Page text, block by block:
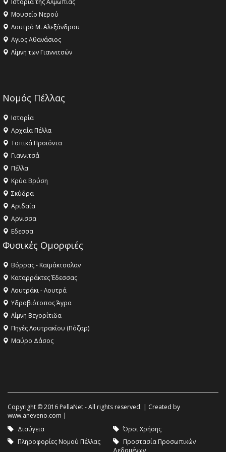
Μουσείο Νερού
Λουτρό Μ. Αλεξάνδρου
Αγιος Αθανάσιος
Λίμνη των Γιαννιτσών
Νομός Πέλλας
Ιστορία
Αρχαία Πέλλα
Τοπικά Προϊόντα
Γιαννιτσά
Πέλλα
Κρύα Βρύση
Σκύδρα
Αριδαία
Aρνισσα
Eδεσσα
Φυσικές Ομορφιές
Βόρρας - Καϊμάκτσαλαν
Καταρράκτες Έδεσσας
Λουτράκι - Λουτρά
Υδροβιότοπος Άγρα
Λίμνη Βεγορίτιδα
Πηγές Λουτρακίου (Πόζαρ)
Μαύρο Δάσος
Copyright © 2016 PellaNet - All rights reserved. | Created by
www.aneveno.com |
Διαύγεια
Όροι Χρήσης
Πληροφορίες Νομού Πέλλας
Προστασία Προσωπικών
Δεδομένων